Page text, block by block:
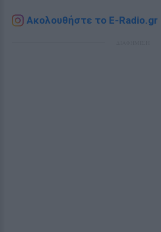
Ακολουθήστε το E-Radio.gr